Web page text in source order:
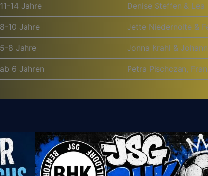
11-14 Jahre Denise Steffen & Lea
8-10 Jahre Jette Niedernolte &
5-8 Jahre Jonna Krahl &
ab 6 Jahren Petra Pischczan,